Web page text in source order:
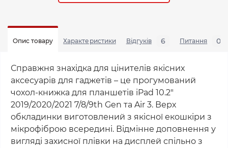
Опис товару Характеристики Відгуків 6 Питання 0
Справжня знахідка для цінителів якісних
аксесуарів для гаджетів – це прогумований
чохол-книжка для планшетів iPad 10.2"
2019/2020/2021 7/8/9th Gen та Air 3. Верх
обкладинки виготовлений з якісної екошкіри з
мікрофіброю всередині. Відмінне доповнення у
вигляді захисної плівки на дисплей спільно з